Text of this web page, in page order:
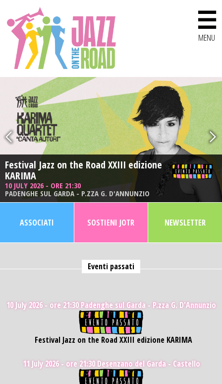
☰
MENU
Festival Jazz on the Road XXIII edizione
KARIMA
10 JULY 2026 - ORE 21:30
PADENGHE SUL GARDA - P.ZZA G. D'ANNUNZIO
Festival Jazz on the Road XXIII edizione
SERGIO CAMMARIERE
11 JULY 2026 - ORE 21:30
DESENZANO DEL GARDA - CASTELLO
ASSOCIATI SOSTIENI JOTR NEWSLETTER
Eventi passati
10 July 2026 - ore 21:30Padenghe sul Garda - P.zza G. D'Annunzio
Festival Jazz on the Road XXIII edizione KARIMA
11 July 2026 - ore 21:30Desenzano del Garda - Castello